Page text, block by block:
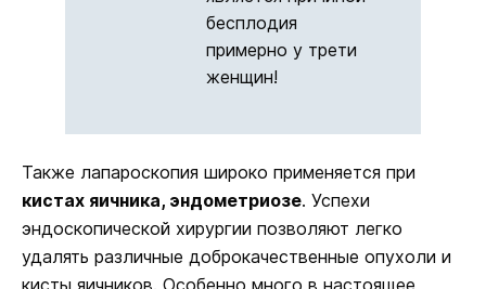
бесплодия
примерно у трети
женщин!
Также лапароскопия широко применяется при
кистах яичника, эндометриозе. Успехи
эндоскопической хирургии позволяют легко
удалять различные доброкачественные опухоли и